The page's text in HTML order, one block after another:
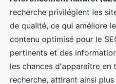
recherche privilégient les
de qualité, ce qui améliore
contenu optimisé pour le
pertinents et des
les chances d'apparaître en
recherche, attirant ainsi